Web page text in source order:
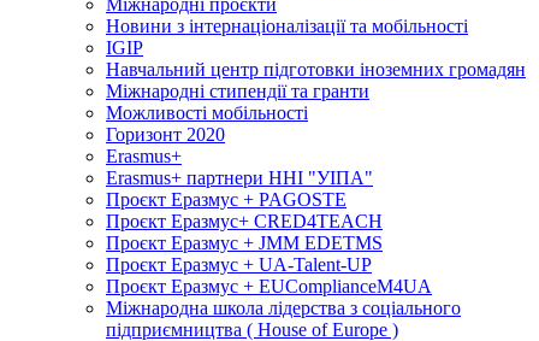
Міжнародні проєкти
Новини з інтернаціоналізації та мобільності
IGIP
Навчальний центр підготовки іноземних громадян
Міжнародні стипендії та гранти
Можливості мобільності
Горизонт 2020
Erasmus+
Erasmus+ партнери ННІ "УІПА"
Проєкт Еразмус + PAGOSTE
Проєкт Еразмус+ CRED4TEACH
Проєкт Еразмус + JMM EDETMS
Проєкт Еразмус + UA-Talent-UP
Проєкт Еразмус + EUComplianceM4UA
Міжнародна школа лідерства з соціального
підприємництва ( House of Europe )